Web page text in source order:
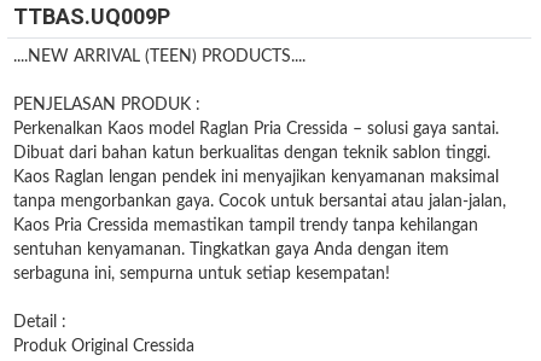
TTBAS.UQ009P
....NEW ARRIVAL (TEEN) PRODUCTS....
PENJELASAN PRODUK :
Perkenalkan Kaos model Raglan Pria Cressida – solusi gaya santai.
Dibuat dari bahan katun berkualitas dengan teknik sablon tinggi.
Kaos Raglan lengan pendek ini menyajikan kenyamanan maksimal
tanpa mengorbankan gaya. Cocok untuk bersantai atau jalan-jalan,
Kaos Pria Cressida memastikan tampil trendy tanpa kehilangan
sentuhan kenyamanan. Tingkatkan gaya Anda dengan item
serbaguna ini, sempurna untuk setiap kesempatan!
Detail :
Produk Original Cressida